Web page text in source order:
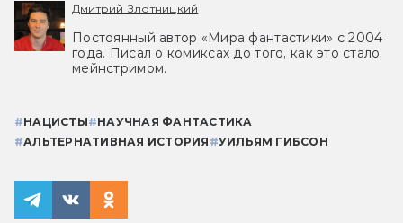
Дмитрий Злотницкий
Постоянный автор «Мира фантастики» с 2004
года. Писал о комиксах до того, как это стало
мейнстримом.
#НАЦИСТЫ#НАУЧНАЯ ФАНТАСТИКА
#АЛЬТЕРНАТИВНАЯ ИСТОРИЯ #УИЛЬЯМ ГИБСОН